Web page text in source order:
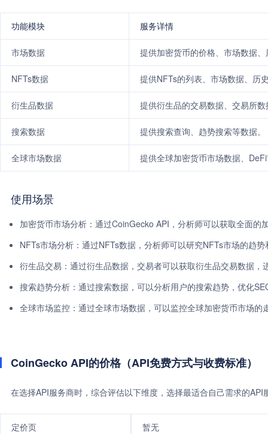
功能模块 服务详情
市场数据 提供加密货币的价格、市场数据
NFTs数据 提供NFTs的列表、市场数据、历
衍生品数据 提供衍生品的交易数据、交易所
搜索数据 提供搜索查询、趋势搜索等数据。
全球市场数据 提供全球加密货币市场数据、
使用场景
加密货币市场分析：通过CoinGecko API，分析师可以获取全面的
NFTs市场分析：通过NFTs数据，分析师可以研究NFTs市场的趋势
衍生品交易：通过衍生品数据，交易者可以获取衍生品交易数据，
搜索趋势分析：通过搜索数据，可以分析用户的搜索趋势，优化
全球市场监控：通过全球市场数据，可以监控全球加密货币市场的
CoinGecko API的价格（API免费方式与收费标准）
在选择API服务商时，综合评估以下维度，选择最适合自己需求的
定价页 暂无